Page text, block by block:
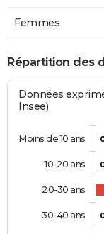
Femmes
Répartition des
Données
Insee)
Moins de 10 ans
10-20 ans
20-30 ans
30-40 ans